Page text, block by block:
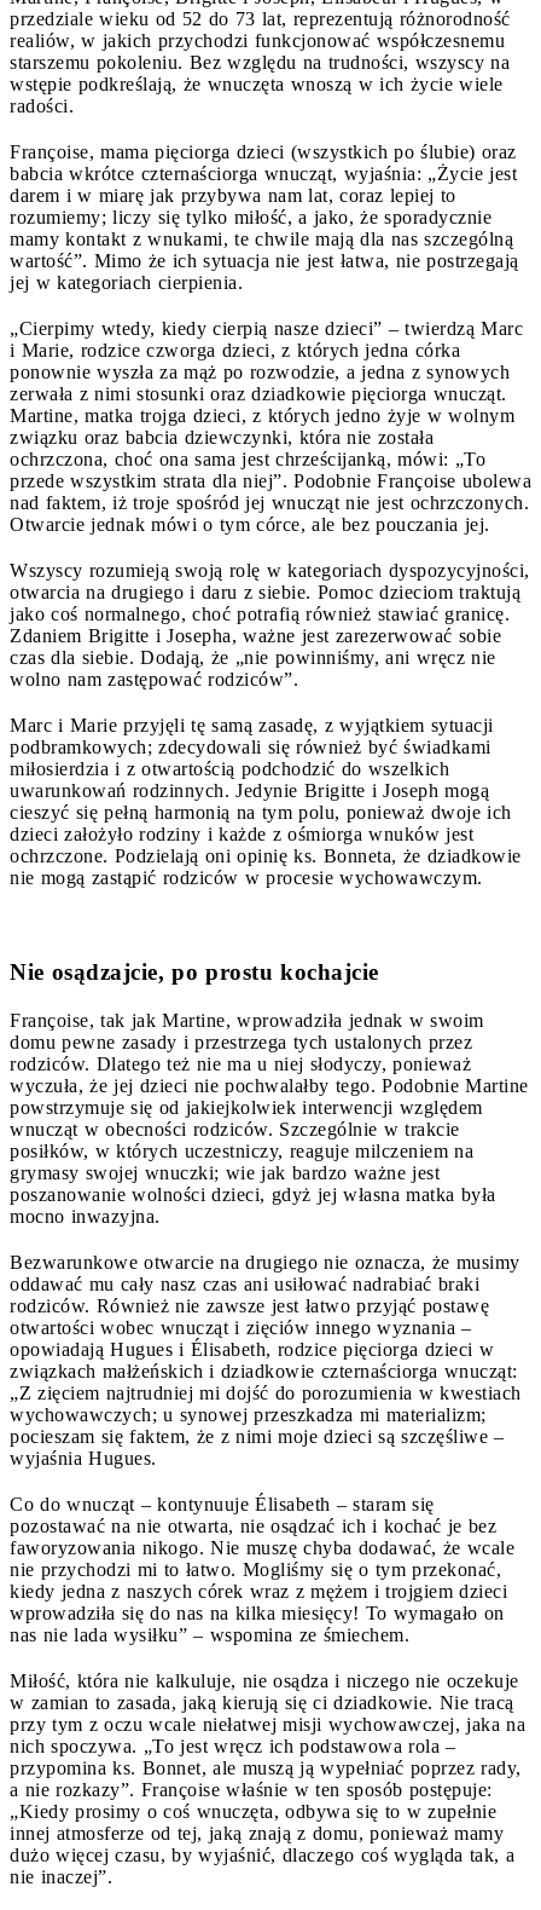
przedziale wieku od 52 do 73 lat, reprezentują różnorodność
realiów, w jakich przychodzi funkcjonować współczesnemu
starszemu pokoleniu. Bez względu na trudności, wszyscy na
wstępie podkreślają, że wnuczęta wnoszą w ich życie wiele
radości.
Françoise, mama pięciorga dzieci (wszystkich po ślubie) oraz
babcia wkrótce czternaściorga wnucząt, wyjaśnia: „Życie jest
darem i w miarę jak przybywa nam lat, coraz lepiej to
rozumiemy; liczy się tylko miłość, a jako, że sporadycznie
mamy kontakt z wnukami, te chwile mają dla nas szczególną
wartość”. Mimo że ich sytuacja nie jest łatwa, nie postrzegają
jej w kategoriach cierpienia.
„Cierpimy wtedy, kiedy cierpią nasze dzieci” – twierdzą Marc
i Marie, rodzice czworga dzieci, z których jedna córka
ponownie wyszła za mąż po rozwodzie, a jedna z synowych
zerwała z nimi stosunki oraz dziadkowie pięciorga wnucząt.
Martine, matka trojga dzieci, z których jedno żyje w wolnym
związku oraz babcia dziewczynki, która nie została
ochrzczona, choć ona sama jest chrześcijanką, mówi: „To
przede wszystkim strata dla niej”. Podobnie Françoise ubolewa
nad faktem, iż troje spośród jej wnucząt nie jest ochrzczonych.
Otwarcie jednak mówi o tym córce, ale bez pouczania jej.
Wszyscy rozumieją swoją rolę w kategoriach dyspozycyjności,
otwarcia na drugiego i daru z siebie. Pomoc dzieciom traktują
jako coś normalnego, choć potrafią również stawiać granicę.
Zdaniem Brigitte i Josepha, ważne jest zarezerwować sobie
czas dla siebie. Dodają, że „nie powinniśmy, ani wręcz nie
wolno nam zastępować rodziców”.
Marc i Marie przyjęli tę samą zasadę, z wyjątkiem sytuacji
podbramkowych; zdecydowali się również być świadkami
miłosierdzia i z otwartością podchodzić do wszelkich
uwarunkowań rodzinnych. Jedynie Brigitte i Joseph mogą
cieszyć się pełną harmonią na tym polu, ponieważ dwoje ich
dzieci założyło rodziny i każde z ośmiorga wnuków jest
ochrzczone. Podzielają oni opinię ks. Bonneta, że dziadkowie
nie mogą zastąpić rodziców w procesie wychowawczym.
Nie osądzajcie, po prostu kochajcie
Françoise, tak jak Martine, wprowadziła jednak w swoim
domu pewne zasady i przestrzega tych ustalonych przez
rodziców. Dlatego też nie ma u niej słodyczy, ponieważ
wyczuła, że jej dzieci nie pochwalałby tego. Podobnie Martine
powstrzymuje się od jakiejkolwiek interwencji względem
wnucząt w obecności rodziców. Szczególnie w trakcie
posiłków, w których uczestniczy, reaguje milczeniem na
grymasy swojej wnuczki; wie jak bardzo ważne jest
poszanowanie wolności dzieci, gdyż jej własna matka była
mocno inwazyjna.
Bezwarunkowe otwarcie na drugiego nie oznacza, że musimy
oddawać mu cały nasz czas ani usiłować nadrabiać braki
rodziców. Również nie zawsze jest łatwo przyjąć postawę
otwartości wobec wnucząt i zięciów innego wyznania –
opowiadają Hugues i Élisabeth, rodzice pięciorga dzieci w
związkach małżeńskich i dziadkowie czternaściorga wnucząt:
„Z zięciem najtrudniej mi dojść do porozumienia w kwestiach
wychowawczych; u synowej przeszkadza mi materializm;
pocieszam się faktem, że z nimi moje dzieci są szczęśliwe –
wyjaśnia Hugues.
Co do wnucząt – kontynuuje Élisabeth – staram się
pozostawać na nie otwarta, nie osądzać ich i kochać je bez
faworyzowania nikogo. Nie muszę chyba dodawać, że wcale
nie przychodzi mi to łatwo. Mogliśmy się o tym przekonać,
kiedy jedna z naszych córek wraz z mężem i trojgiem dzieci
wprowadziła się do nas na kilka miesięcy! To wymagało on
nas nie lada wysiłku” – wspomina ze śmiechem.
Miłość, która nie kalkuluje, nie osądza i niczego nie oczekuje
w zamian to zasada, jaką kierują się ci dziadkowie. Nie tracą
przy tym z oczu wcale niełatwej misji wychowawczej, jaka na
nich spoczywa. „To jest wręcz ich podstawowa rola –
przypomina ks. Bonnet, ale muszą ją wypełniać poprzez rady,
a nie rozkazy”. Françoise właśnie w ten sposób postępuje:
„Kiedy prosimy o coś wnuczęta, odbywa się to w zupełnie
innej atmosferze od tej, jaką znają z domu, ponieważ mamy
dużo więcej czasu, by wyjaśnić, dlaczego coś wygląda tak, a
nie inaczej”.